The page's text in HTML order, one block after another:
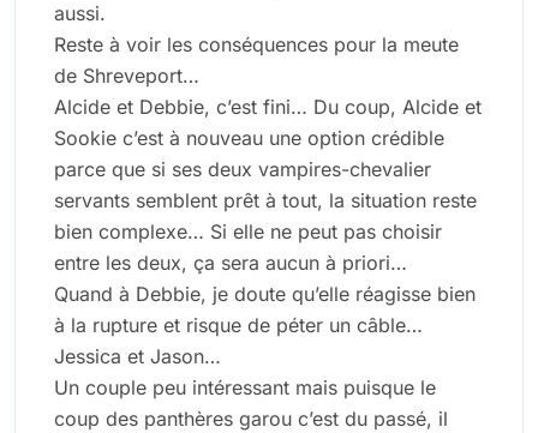
aussi.
Reste à voir les conséquences pour la meute
de Shreveport…
Alcide et Debbie, c’est fini… Du coup, Alcide et
Sookie c’est à nouveau une option crédible
parce que si ses deux vampires-chevalier
servants semblent prêt à tout, la situation reste
bien complexe… Si elle ne peut pas choisir
entre les deux, ça sera aucun à priori…
Quand à Debbie, je doute qu’elle réagisse bien
à la rupture et risque de péter un câble…
Jessica et Jason…
Un couple peu intéressant mais puisque le
coup des panthères garou c’est du passé, il